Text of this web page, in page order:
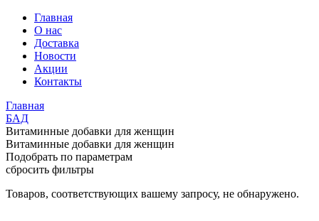
Главная
О нас
Доставка
Новости
Акции
Контакты
Главная
БАД
Витаминные добавки для женщин
Витаминные добавки для женщин
Подобрать по параметрам
сбросить фильтры
Товаров, соответствующих вашему запросу, не обнаружено.